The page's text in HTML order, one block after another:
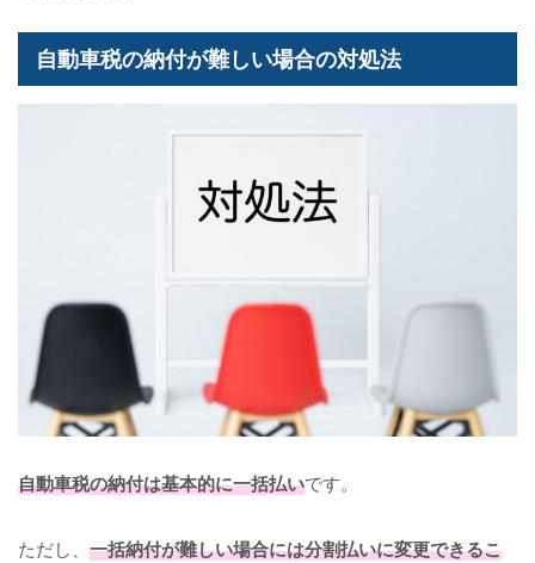
自動車税の納付が難しい場合の対処法
自動車税の納付は基本的に一括払いです。
ただし、 一括納付が難しい場合には分割払いに変更できるこ